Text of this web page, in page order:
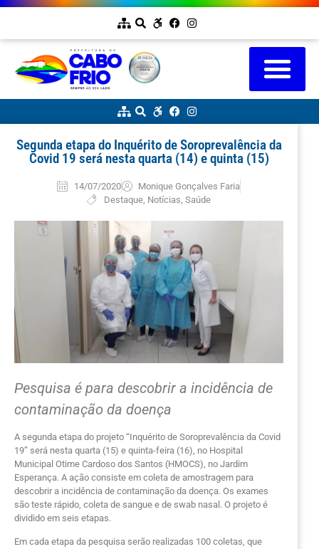
Segunda etapa do Inquérito de Soroprevalência da
Covid 19 será nesta quarta (14) e quinta (15)
14/07/2020
Monique Gonçalves Faria
Destaque, Notícias Saúde
Pesquisa é para descobrir a incidência de
contaminação da doença
A segunda etapa do projeto “Inquérito de Soroprevalência da Covid
19” será nesta quarta (15) e quinta-feira (16), no Hospital
Municipal Otime Cardoso dos Santos (HMOCS), no Jardim
Esperança. A ação consiste em coleta de amostragem para
descobrir a incidência de contaminação da doença. Os exames
são teste rápido, coleta de sangue e de swab nasal. O projeto é
dividido em seis etapas.
Em cada etapa da pesquisa serão realizadas 100 coletas, que